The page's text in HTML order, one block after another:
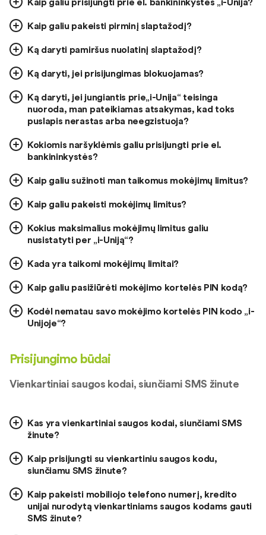
Kaip galiu pakeisti pirminį slaptažodį?
Ką daryti pamiršus nuolatinį slaptažodį?
Ką daryti, jei prisijungimas blokuojamas?
Ką daryti, jei jungiantis prie„i-Unija“ teisinga
nuoroda, man pateikiamas atsakymas, kad toks
puslapis nerastas arba neegzistuoja?
Kokiomis naršyklėmis galiu prisijungti prie el.
bankininkystės?
Kaip galiu sužinoti man taikomus mokėjimų limitus?
Kaip galiu pakeisti mokėjimų limitus?
Kokius maksimalius mokėjimų limitus galiu
nusistatyti per „i-Uniją“?
Kada yra taikomi mokėjimų limitai?
Kaip galiu pasižiūrėti mokėjimo kortelės PIN kodą?
Kodėl nematau savo mokėjimo kortelės PIN kodo „i-
Unijoje“?
Prisijungimo būdai
Vienkartiniai saugos kodai, siunčiami SMS žinute
Kas yra vienkartiniai saugos kodai, siunčiami SMS
žinute?
Kaip prisijungti su vienkartiniu saugos kodu,
siunčiamu SMS žinute?
Kaip pakeisti mobiliojo telefono numerį, kredito
unijai nurodytą vienkartiniams saugos kodams gauti
SMS žinute?